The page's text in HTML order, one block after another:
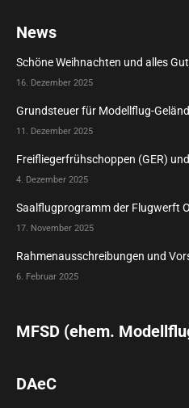
News
Schöne Weihnachten und alles
16. Dezember 2025
Grundsteuer für Modellflug-
11. Dezember 2025
Freifliegerfrühschoppen (GER)
4. Dezember 2025
Saalflugprogramm der Flugwerft
17. November 2025
Rahmenausschreibungen und
6. Februar 2025
MFSD (ehem.
DAeC